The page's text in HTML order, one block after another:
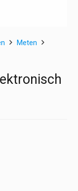
Meten